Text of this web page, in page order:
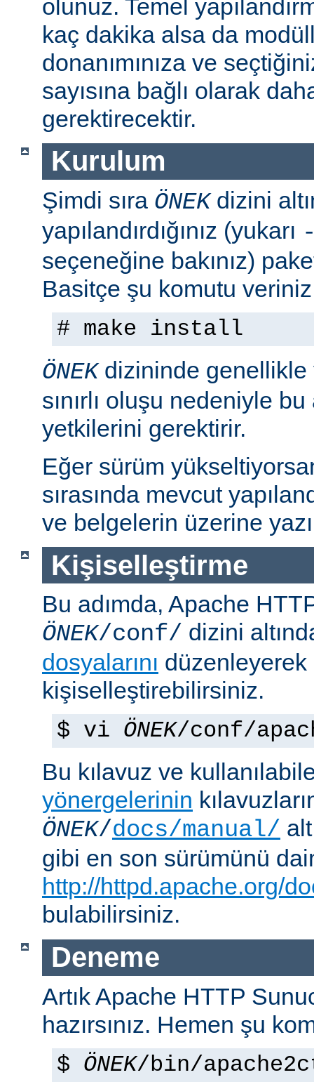
olunuz. Temel
kaç dakika alsa da
donanımınıza ve
sayısına bağlı olarak
gerektirecektir.
Kurulum
Şimdi sıra ÖNEKdizini
yapılandırdığınız (yukarı
seçeneğine bakınız)
Basitçe şu komutu
# make install
ÖNEKdizininde genellikle
sınırlı oluşu nedeniyle
yetkilerini gerektirir.
Eğer sürüm
sırasında mevcut
ve belgelerin üzerine
Kişiselleştirme
Bu adımda, Apache
ÖNEK/conf/ dizini
dosyalarını düzenleyerek
kişiselleştirebilirsiniz.
$ vi ÖNEK/conf/
Bu kılavuz ve
yönergelerinin
ÖNEK/docs/manual/
gibi en son sürümünü
http://httpd.apache.org/
bulabilirsiniz.
Deneme
Artık Apache HTTP
hazırsınız. Hemen şu
$ ÖNEK/bin/